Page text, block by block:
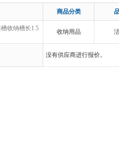
商品分类
收纳槽长1.5
收纳用品
没有供应商进行报价。